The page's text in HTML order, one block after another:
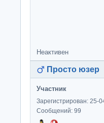
Неактивен
Просто юзер
Участник
Зарегистрирован: 25-
Сообщений: 99